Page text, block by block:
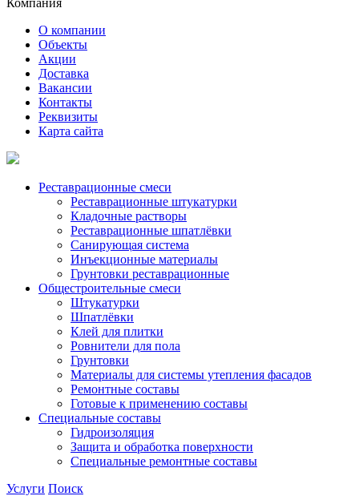
Компания
О компании
Объекты
Акции
Доставка
Вакансии
Контакты
Реквизиты
Карта сайта
Реставрационные смеси
Реставрационные штукатурки
Кладочные растворы
Реставрационные шпатлёвки
Санирующая система
Инъекционные материалы
Грунтовки реставрационные
Общестроительные смеси
Штукатурки
Шпатлёвки
Клей для плитки
Ровнители для пола
Грунтовки
Материалы для системы утепления фасадов
Ремонтные составы
Готовые к применению составы
Специальные составы
Гидроизоляция
Защита и обработка поверхности
Специальные ремонтные составы
Услуги Поиск